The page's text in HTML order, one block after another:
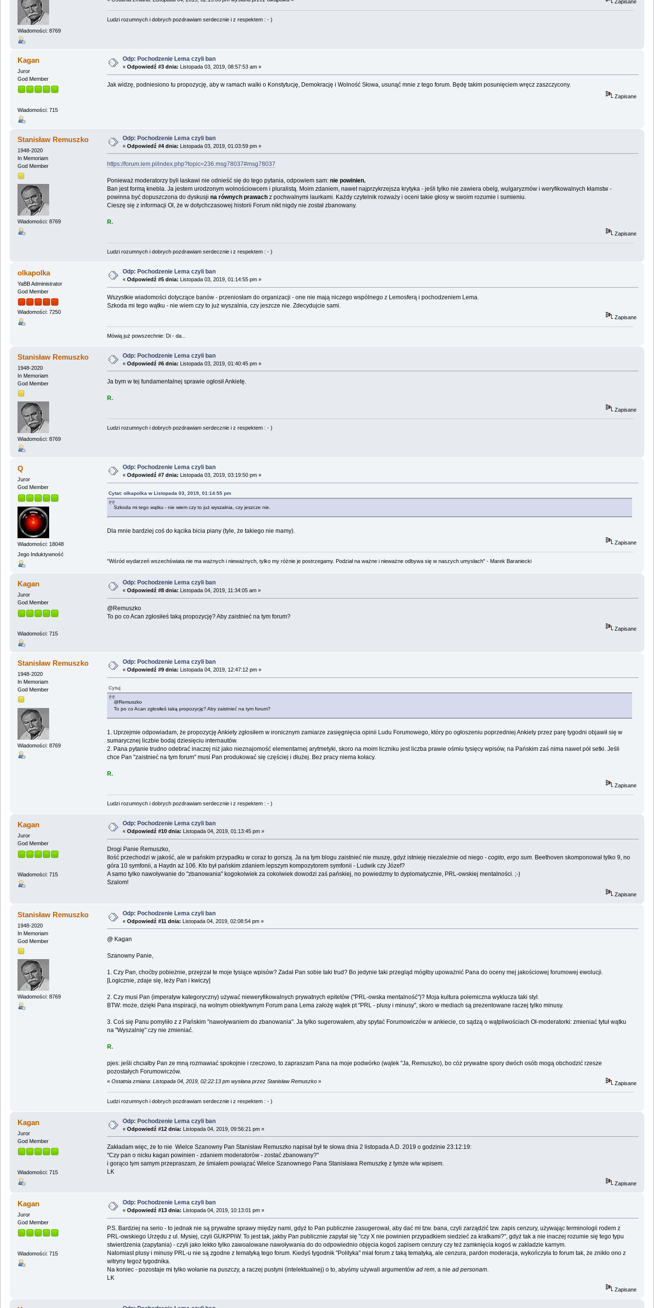
Wiadomości: 8769
Zapisane
Ludzi rozumnych i dobrych pozdrawiam serdecznie i z respektem : - )
Kagan
Juror
God Member
Wiadomości: 715
Odp: Pochodzenie Lema czyli ban
« Odpowiedź #3 dnia: Listopada 03, 2019, 08:57:53 am »
Jak widzę, podniesiono tu propozycję, aby w ramach walki o Konstytucję, Demokrację i Wolność Słowa, usunąć mnie z tego forum. Będę takim posunięciem wręcz zaszczycony.
Zapisane
Stanisław Remuszko
1948-2020
In Memoriam
God Member
Wiadomości: 8769
Odp: Pochodzenie Lema czyli ban
« Odpowiedź #4 dnia: Listopada 03, 2019, 01:03:59 pm »
https://forum.lem.pl/index.php?topic=236.msg78037#msg78037
Ponieważ moderatorzy byli łaskawi nie odnieść się do tego pytania, odpowiem sam: nie powinien.
Ban jest formą knebla. Ja jestem urodzonym wolnościowcem i pluralistą. Moim zdaniem, nawet najprzykrzejsza krytyka - jeśli tylko nie zawiera obelg, wulgaryzmów i weryfikowalnych kłamstw -
powinna być dopuszczona do dyskusji na równych prawachz pochwalnymi laurkami. Każdy czytelnik rozważy i oceni takie głosy w swoim rozumie i sumieniu.
Cieszę się z informacji Ol, że w dotychczasowej historii Forum nikt nigdy nie został zbanowany.
R.
Zapisane
Ludzi rozumnych i dobrych pozdrawiam serdecznie i z respektem : - )
olkapolka
YaBB Administrator
God Member
Wiadomości: 7250
Odp: Pochodzenie Lema czyli ban
« Odpowiedź #5 dnia: Listopada 03, 2019, 01:14:55 pm »
Wszystkie wiadomości dotyczące banów - przeniosłam do organizacji - one nie mają niczego wspólnego z Lemosferą i pochodzeniem Lema.
Szkoda mi tego wątku - nie wiem czy to już wyszalnia, czy jeszcze nie. Zdecydujcie sami.
Zapisane
Mówią już powszechnie: Di - da...
Stanisław Remuszko
1948-2020
In Memoriam
God Member
Wiadomości: 8769
Odp: Pochodzenie Lema czyli ban
« Odpowiedź #6 dnia: Listopada 03, 2019, 01:40:45 pm »
Ja bym w tej fundamentalnej sprawie ogłosił Ankietę.
R.
Zapisane
Ludzi rozumnych i dobrych pozdrawiam serdecznie i z respektem : - )
Q
Juror
God Member
Wiadomości: 18048
Jego Induktywność
Odp: Pochodzenie Lema czyli ban
« Odpowiedź #7 dnia: Listopada 03, 2019, 03:19:50 pm »
Cytat: olkapolka w Listopada 03, 2019, 01:14:55 pm
Szkoda mi tego wątku - nie wiem czy to już wyszalnia, czy jeszcze nie.
Dla mnie bardziej coś do kącika bicia piany (tyle, że takiego nie mamy).
Zapisane
"Wśród wydarzeń wszechświata nie ma ważnych i nieważnych, tylko my różnie je postrzegamy. Podział na ważne i nieważne odbywa się w naszych umysłach" - Marek Baraniecki
Kagan
Juror
God Member
Wiadomości: 715
Odp: Pochodzenie Lema czyli ban
« Odpowiedź #8 dnia: Listopada 04, 2019, 11:34:05 am »
@Remuszko
To po co Acan zgłosiłeś taką propozycję? Aby zaistnieć na tym forum?
Zapisane
Stanisław Remuszko
1948-2020
In Memoriam
God Member
Wiadomości: 8769
Odp: Pochodzenie Lema czyli ban
« Odpowiedź #9 dnia: Listopada 04, 2019, 12:47:12 pm »
Cytuj
@Remuszko
To po co Acan zgłosiłeś taką propozycję? Aby zaistnieć na tym forum?
1. Uprzejmie odpowiadam, że propozycję Ankiety zgłosiłem w ironicznym zamiarze zasięgnięcia opinii Ludu Forumowego, który po ogłoszeniu poprzedniej Ankiety przez parę tygodni objawił się w
sumarycznej liczbie bodaj dziesięciu internautów.
2. Pana pytanie trudno odebrać inaczej niż jako nieznajomość elementarnej arytmetyki, skoro na moim liczniku jest liczba prawie ośmiu tysięcy wpisów, na Pańskim zaś nima nawet pół setki. Jeśli
chce Pan "zaistnieć na tym forum" musi Pan produkować się częściej i dłużej. Bez pracy niema kołacy.
R.
Zapisane
Ludzi rozumnych i dobrych pozdrawiam serdecznie i z respektem : - )
Kagan
Juror
God Member
Wiadomości: 715
Odp: Pochodzenie Lema czyli ban
« Odpowiedź #10 dnia: Listopada 04, 2019, 01:13:45 pm »
Drogi Panie Remuszko,
Ilość przechodzi w jakość, ale w pańskim przypadku w coraz to gorszą. Ja na tym blogu zaistnieć nie muszę, gdyż istnieję niezależnie od niego - cogito, ergo sum. Beethoven skomponował tylko 9, no
góra 10 symfonii, a Haydn aż 106. Kto był pańskim zdaniem lepszym kompozytorem symfonii - Ludwik czy Józef?
A samo tylko nawoływanie do "zbanowania" kogokolwiek za cokolwiek dowodzi zaś pańskiej, no powiedzmy to dyplomatycznie, PRL-owskiej mentalności. ;-)
Szalom!
Zapisane
Stanisław Remuszko
1948-2020
In Memoriam
God Member
Wiadomości: 8769
Odp: Pochodzenie Lema czyli ban
« Odpowiedź #11 dnia: Listopada 04, 2019, 02:08:54 pm »
@ Kagan
Szanowny Panie,
1. Czy Pan, choćby pobieżnie, przejrzał te moje tysiące wpisów? Zadał Pan sobie taki trud? Bo jedynie taki przegląd mógłby upoważnić Pana do oceny mej jakościowej forumowej ewolucji.
[Logicznie, zdaje się, leży Pan i kwiczy]
2. Czy musi Pan (imperatyw kategoryczny) używać nieweryfikowalnych prywatnych epitetów ("PRL-owska mentalność")? Moja kultura polemiczna wyklucza taki styl.
BTW: może, dzięki Pana inspiracji, na wolnym obiektywnym Forum pana Lema założę wątek pt "PRL - plusy i minusy", skoro w mediach są prezentowane raczej tylko minusy.
3. Coś się Panu pomyliło z z Pańskim "nawoływaniem do zbanowania". Ja tylko sugerowałem, aby spytać Forumowiczów w ankiecie, co sądzą o wątpliwościach Ol-moderatorki: zmieniać tytuł wątku
na "Wyszalnię" czy nie zmieniać.
R.
pjes: jeśli chciałby Pan ze mną rozmawiać spokojnie i rzeczowo, to zapraszam Pana na moje podwórko (wątek "Ja, Remuszko), bo cóż prywatne spory dwóch osób mogą obchodzić rzesze
pozostałych Forumowiczów.
« Ostatnia zmiana: Listopada 04, 2019, 02:22:13 pm wysłana przez Stanisław Remuszko» Zapisane
Ludzi rozumnych i dobrych pozdrawiam serdecznie i z respektem : - )
Kagan
Juror
God Member
Wiadomości: 715
Odp: Pochodzenie Lema czyli ban
« Odpowiedź #12 dnia: Listopada 04, 2019, 09:56:21 pm »
Zakładam więc, że to nie Wielce Szanowny Pan Stanisław Remuszko napisał był te słowa dnia 2 listopada A.D. 2019 o godzinie 23:12:19:
"Czy pan o nicku kagan powinien - zdaniem moderatorów - zostać zbanowany?"
i gorąco tym samym przepraszam, że śmiałem powiązać Wielce Szanownego Pana Stanisława Remuszkę z tymże w/w wpisem.
LK
Zapisane
Kagan
Juror
God Member
Wiadomości: 715
Odp: Pochodzenie Lema czyli ban
« Odpowiedź #13 dnia: Listopada 04, 2019, 10:13:01 pm »
P.S. Bardziej na serio - to jednak nie są prywatne sprawy między nami, gdyż to Pan publicznie zasugerował, aby dać mi tzw. bana, czyli zarządzić tzw. zapis cenzury, używając terminologii rodem z
PRL-owskiego Urzędu z ul. Mysiej, czyli GUKPPiW. To jest tak, jakby Pan publicznie zapytał się "czy X nie powinien przypadkiem siedzieć za kratkami?", gdyż tak a nie inaczej rozumie się tego typu
stwierdzenia (zapytania) - czyli jako lekko tylko zawoalowane nawoływania do do odpowiednio objęcia kogoś zapisem cenzury czy też zamknięcia kogoś w zakładzie karnym.
Natomiast plusy i minusy PRL-u nie są zgodne z tematyką tego forum. Kiedyś tygodnik "Polityka" miał forum z taką tematyką, ale cenzura, pardon moderacja, wykończyła to forum tak, że znikło ono z
witryny tegoż tygodnika.
Na koniec - pozostaje mi tylko wołanie na puszczy, a raczej pustyni (intelektualnej) o to, abyśmy używali argumentów ad rem, a nie ad personam.
LK
Zapisane